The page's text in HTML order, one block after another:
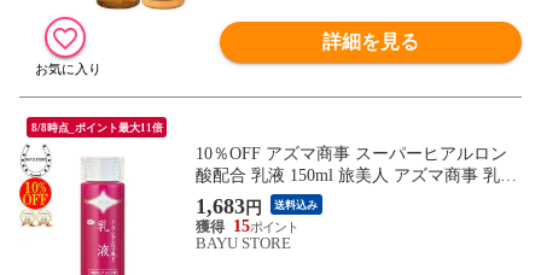
詳細を見る
8/8時点_ポイント最大11倍
10％OFF アズマ商事 スーパーヒアルロン
酸配合 乳液 150ml 旅美人 アズマ商事 乳液
スキンケア 乾燥肌 敏感肌 3つのコラーゲ
ン プラセンタ ヒアルロン酸 アズマ商事乳
液 保湿 ヒアルロン酸乳液 コラーゲン 旅美
1,683円 送料込み
15
BAYU STORE